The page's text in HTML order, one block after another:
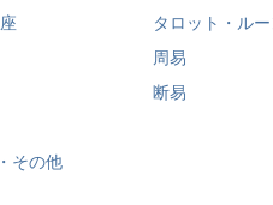
その他
タロット・ル
周易
断易